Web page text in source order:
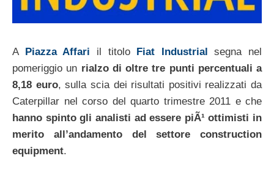
A Piazza Affari il titolo Fiat Industrial
segna nel
pomeriggio un rialzo di oltre tre punti percentuali a
8,18 euro, sulla scia dei risultati positivi realizzati da
Caterpillar nel corso del quarto trimestre 2011 e che
hanno spinto gli analisti ad essere piÃ¹ ottimisti in
merito all’andamento del settore construction
equipment.